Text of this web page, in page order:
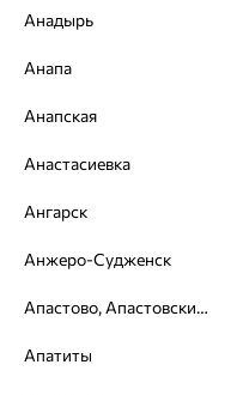
Гарантия и возврат
Похожие изделия
Анадырь
Анапа
Анапская
Анастасиевка
Ангарск
Анжеро-Судженск
Апастово, Апастовский район
Апатиты